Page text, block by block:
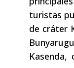
turistas
de cráter